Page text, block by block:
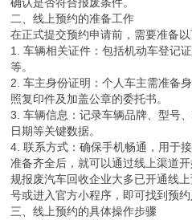
二、线上预约的准备工作
在正式提交预约申请前，需要准备以
1. 车辆相关证件：包括机动车登记
等。
2. 车主身份证明：个人车主需准备
照复印件及加盖公章的委托书。
3. 车辆信息：记录车辆品牌、型号
日期等关键数据。
4. 联系方式：确保手机畅通，用于
准备齐全后，就可以通过线上渠道
规报废汽车回收企业大多已开通线
号或进入官方小程序，即可找到预约
三、线上预约的具体操作步骤